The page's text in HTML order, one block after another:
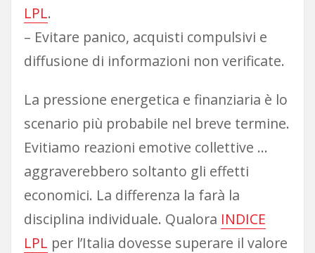
LPL.
– Evitare panico, acquisti compulsivi e
diffusione di informazioni non verificate.
La pressione energetica e finanziaria è lo
scenario più probabile nel breve termine.
Evitiamo reazioni emotive collettive …
aggraverebbero soltanto gli effetti
economici. La differenza la farà la
disciplina individuale. Qualora INDICE
LPL per l’Italia dovesse superare il valore